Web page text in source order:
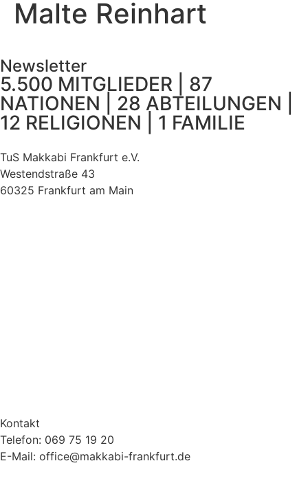
Malte Reinhart
Newsletter
5.500 MITGLIEDER | 87
NATIONEN | 28 ABTEILUNGEN |
12 RELIGIONEN | 1 FAMILIE
TuS Makkabi Frankfurt e.V.
Westendstraße 43
60325 Frankfurt am Main
Kontakt
Telefon: 069 75 19 20
E-Mail: office@makkabi-frankfurt.de